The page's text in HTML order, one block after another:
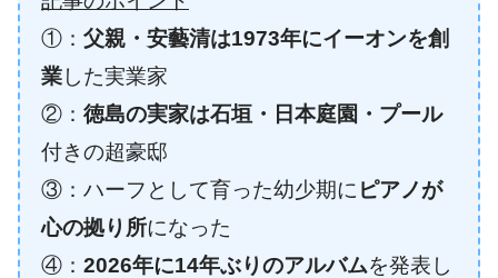
①： 父親・安藝清は1973年にイーオンを創
業した実業家
②： 徳島の実家は石垣・日本庭園・プール
付きの超豪邸
③：ハーフとして育った幼少期に ピアノが
心の拠り所になった
④： 2026年に14年ぶりのアルバムを発表し